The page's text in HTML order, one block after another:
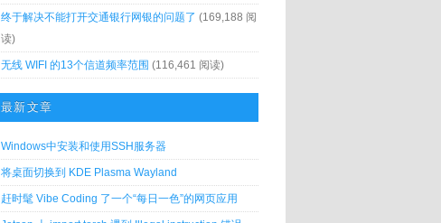
终于解决不能打开交通银行网银的问题了 (169,188 阅
读)
无线 WIFI 的13个信道频率范围 (116,461 阅读)
最新文章
Windows中安装和使用SSH服务器
将桌面切换到 KDE Plasma Wayland
赶时髦 Vibe Coding 了一个“每日一色”的网页应用